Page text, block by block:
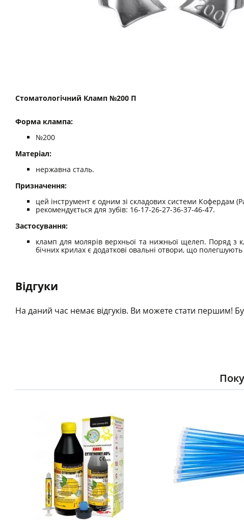
Стоматологічний Кламп №200 П
Форма клампа: ​​​​​​
№200
Матеріал:
нержавна сталь.
Призначення:
цей інструмент є одним зі складових системи Кофердам
рекомендується для зубів: 16-17-26-27-36-37-46-47.
Застосування:
кламп для молярів верхньої та нижньої щелеп. Поряд
бічних крилах є додаткові овальні отвори, що
Відгуки
На даний час немає відгуків. Ви можете стати першим!